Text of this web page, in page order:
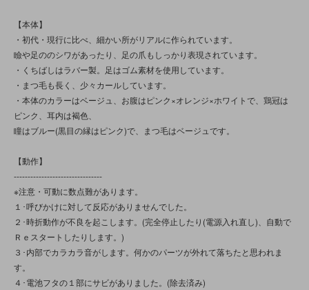
【本体】
・初代・現行に比べ、細かい所がリアルに作られています。
瞼や足ののシワがあったり、足の爪もしっかり表現されています。
・くちばしはラバー製。足はゴム素材を使用しています。
・まつ毛も長く、少々カールしています。
・本体のカラーはベージュ、お腹はピンク×オレンジ×ホワイトで、鶏冠は
ピンク、耳内は褐色、
瞳はブルー(黒目の縁はピンク)で、まつ毛はベージュです。
【動作】
--------------------------------
※注意・可動に数点難があります。
１･呼びかけに対して反応がありませんでした。
２･時折動作が不良を起こします。(完全停止したり(電源入れ直し)、自動で
Ｒｅスタートしたりします。)
３･内部でカラカラ音がします。何かのパーツが外れて落ちたと思われま
す。
４･電池フタの１部にサビがありました。(除去済み)